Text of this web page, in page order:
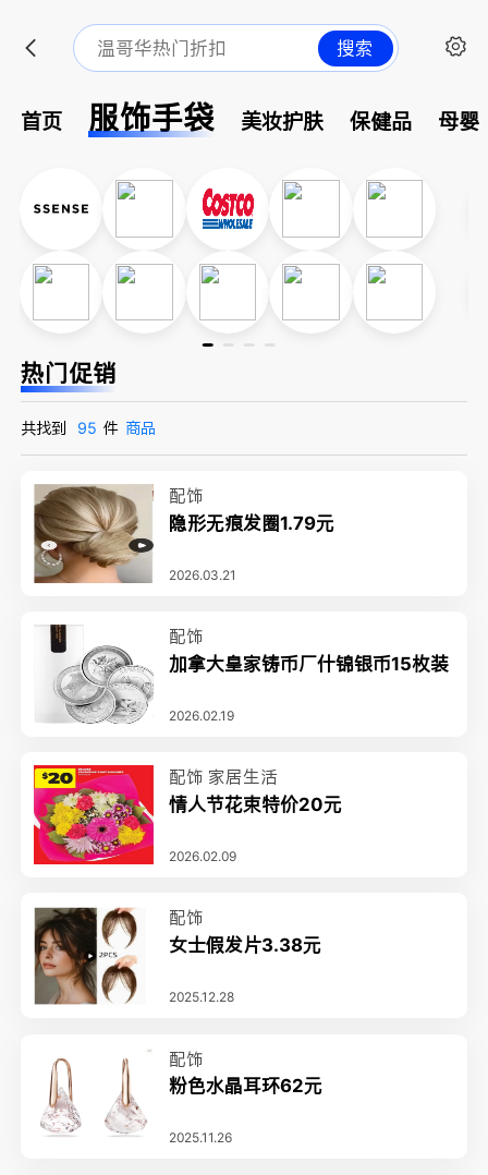
搜索
首页 服饰手袋 美妆护肤 保健品 母婴
热门促销
共找到 95 件 商品
配饰
隐形无痕发圈1.79元
2026.03.21
配饰
加拿大皇家铸币厂什锦银币15枚装
2026.02.19
配饰 家居生活
情人节花束特价20元
2026.02.09
配饰
女士假发片3.38元
2025.12.28
配饰
粉色水晶耳环62元
2025.11.26